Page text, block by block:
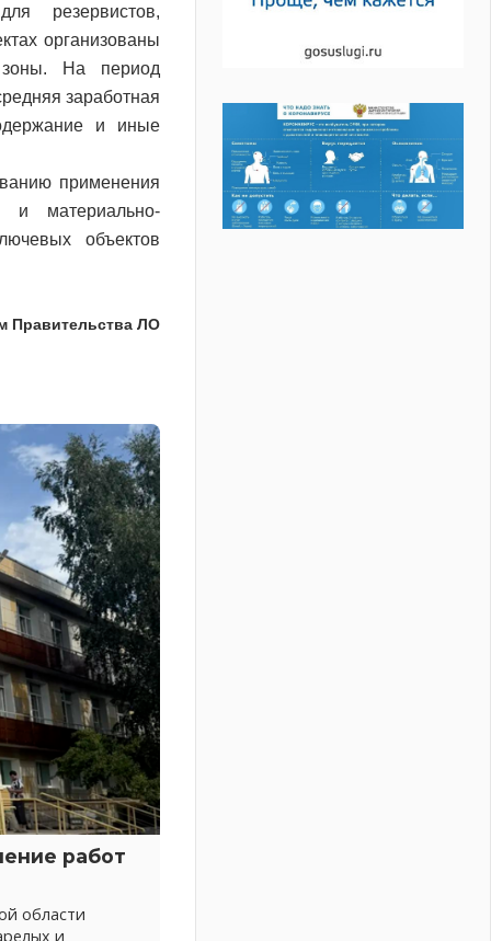
резервистов,
организованы
На период
заработная
и иные
применения
и материально-
объектов
Правительства ЛО
работ
области
и